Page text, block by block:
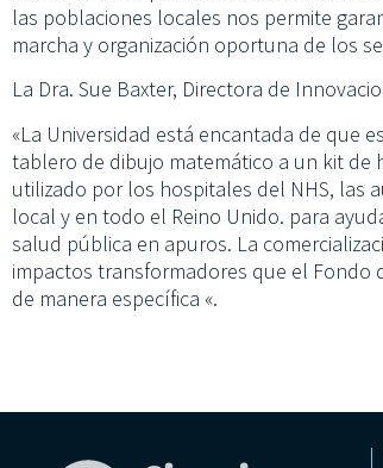
las poblaciones locales nos permite
marcha y organización oportuna de los
La Dra. Sue Baxter, Directora de
«La Universidad está encantada de que
tablero de dibujo matemático a un kit de
utilizado por los hospitales del NHS, las
local y en todo el Reino Unido. para
salud pública en apuros. La
impactos transformadores que el Fondo
de manera específica «.